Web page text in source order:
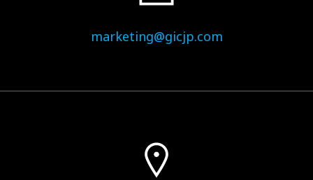
marketing@gicjp.com